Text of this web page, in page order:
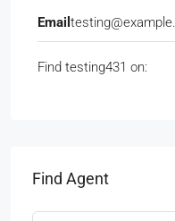
Email
Find testing431 on:
Find Agent